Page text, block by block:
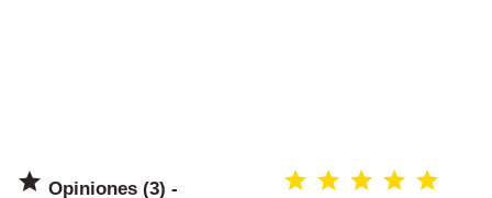
 Opiniones (3) -